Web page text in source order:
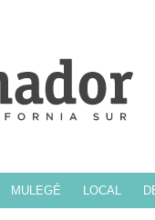
MULEGÉ LOCAL